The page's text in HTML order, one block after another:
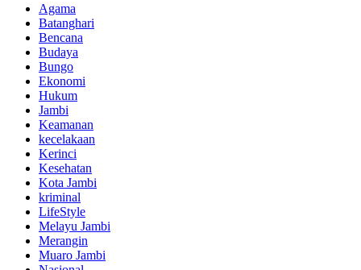
Agama
Batanghari
Bencana
Budaya
Bungo
Ekonomi
Hukum
Jambi
Keamanan
kecelakaan
Kerinci
Kesehatan
Kota Jambi
kriminal
LifeStyle
Melayu Jambi
Merangin
Muaro Jambi